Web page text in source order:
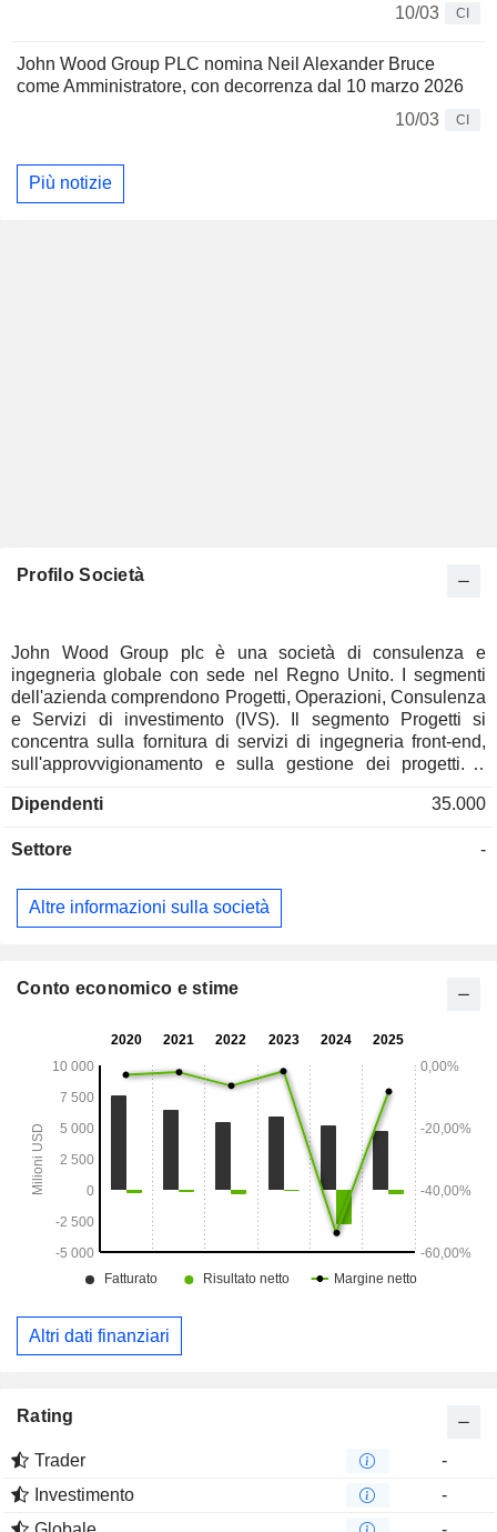
10/03
CI
John Wood Group PLC nomina Neil Alexander Bruce
come Amministratore, con decorrenza dal 10 marzo 2026
10/03
CI
Più notizie
Profilo Società
John Wood Group plc è una società di consulenza e
ingegneria globale con sede nel Regno Unito. I segmenti
dell'azienda comprendono Progetti, Operazioni, Consulenza
e Servizi di investimento (IVS). Il segmento Progetti si
concentra sulla fornitura di servizi di ingegneria front-end,
sull'approvvigionamento e sulla gestione dei progetti. Il
miglioramento dell'efficienza operativa, fornendo servizi di
è una divisione di consulenza tecnica specialistica
massimizzare il valore in ogni fase del ciclo di vita degli
asset. Il segmento Servizi di investimento della Società
e la ristrutturazione. Gestisce anche il contratto Aegis
Wood Group Somias SPA, Wood Solar Argentina S.A.U,
Australia Pty Ltd.
Dipendenti 35.000
Settore -
Altre informazioni sulla società
Conto economico e stime
Altri dati finanziari
Rating
Trader
-
Investimento
-